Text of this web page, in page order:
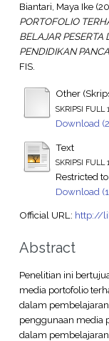
Biantari, Maya Ike
PORTOFOLIO
BELAJAR
PENDIDIKAN
FIS.
Other
SKRIPSI FULL
Download
Text
SKRIPSI FULL
Restricted
Download
Official URL: http://
Abstract
Penelitian ini
media portofolio
dalam pembelajaran
penggunaan media
dalam pembelajaran